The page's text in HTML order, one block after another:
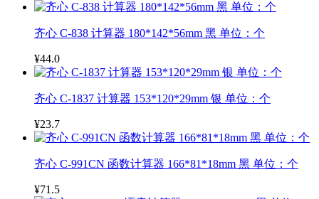
齐心 C-838 计算器 180*142*56mm 黑 单位：个
¥44.0
齐心 C-1837 计算器 153*120*29mm 银 单位：个
¥23.7
齐心 C-991CN 函数计算器 166*81*18mm 黑 单位：个
¥71.5